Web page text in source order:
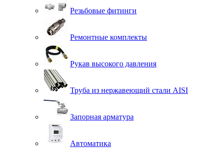
Резьбовые фитинги
Ремонтные комплекты
Рукав высокого давления
Труба из нержавеющий стали AISI
Запорная арматура
Автоматика